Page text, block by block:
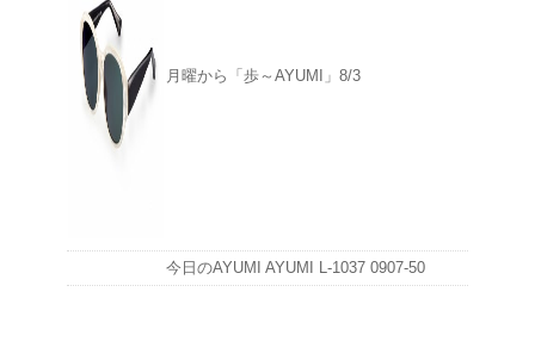
月曜から「歩～AYUMI」8/3
今日のAYUMI AYUMI L-1037 0907-50